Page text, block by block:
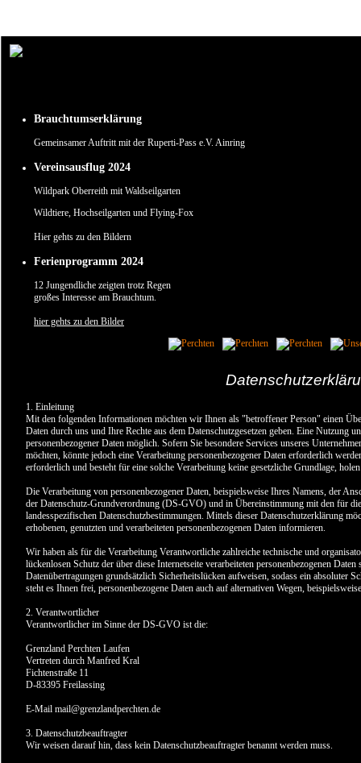
Brauchtumserklärung
Gemeinsamer Auftritt mit der Ruperti-Pass e.V. Ainring
Vereinsausflug 2024
Wildpark Oberreith mit Waldseilgarten
Wildtiere, Hochseilgarten und Flying-Fox
Hier gehts zu den Bildern
Ferienprogramm 2024
12 Jungendliche zeigten trotz Regen
großes Interesse am Brauchtum.
hier gehts zu den Bilder
1. Einleitung
Mit den folgenden Informationen möchten wir Ihnen als "betroffener Person" einen
Daten durch uns und Ihre Rechte aus dem Datenschutzgesetzen geben. Eine Nutzung
personenbezogener Daten möglich. Sofern Sie besondere Services unseres
möchten, könnte jedoch eine Verarbeitung personenbezogener Daten erforderlich
erforderlich und besteht für eine solche Verarbeitung keine gesetzliche Grundlage,
Die Verarbeitung von personenbezogener Daten, beispielsweise Ihres Namens, der
der Datenschutz-Grundverordnung (DS-GVO) und in Übereinstimmung mit den für
landesspezifischen Datenschutzbestimmungen. Mittels dieser Datenschutzerklärung
erhobenen, genutzten und verarbeiteten personenbezogenen Daten informieren.
Wir haben als für die Verarbeitung Verantwortliche zahlreiche technische und
lückenlosen Schutz der über diese Internetseite verarbeiteten personenbezogenen
Datenübertragungen grundsätzlich Sicherheitslücken aufweisen, sodass ein absoluter
steht es Ihnen frei, personenbezogene Daten auch auf alternativen Wegen,
2. Verantwortlicher
Verantwortlicher im Sinne der DS-GVO ist die:
Grenzland Perchten Laufen
Vertreten durch Manfred Kral
Fichtenstraße 11
D-83395 Freilassing
E-Mail mail@grenzlandperchten.de
3. Datenschutzbeauftragter
Wir weisen darauf hin, dass kein Datenschutzbeauftragter benannt werden muss.